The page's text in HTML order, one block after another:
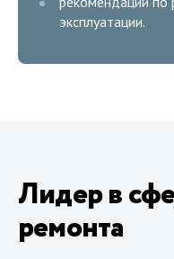
эксплуатации.
Лидер в
ремонта